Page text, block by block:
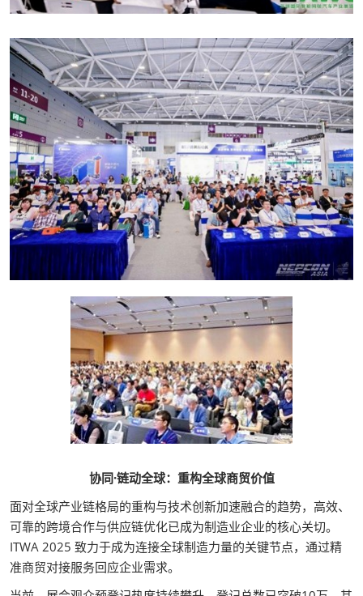
协同·链动全球：重构全球商贸价值
面对全球产业链格局的重构与技术创新加速融合的趋势，高效、
可靠的跨境合作与供应链优化已成为制造业企业的核心关切。
ITWA 2025 致力于成为连接全球制造力量的关键节点，通过精
准商贸对接服务回应企业需求。